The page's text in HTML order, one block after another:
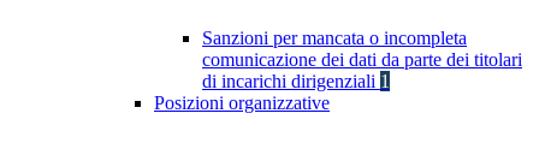
Sanzioni per mancata o incompleta
comunicazione dei dati da parte dei titolari
di incarichi dirigenziali 1
Posizioni organizzative